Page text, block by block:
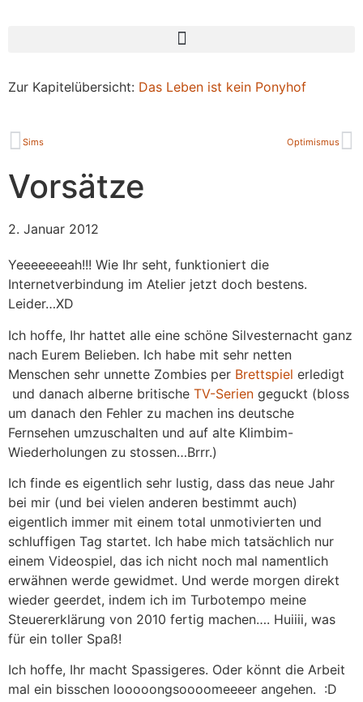
Zur Kapitelübersicht: Das Leben ist kein Ponyhof
Sims Optimismus
Vorsätze
2. Januar 2012
Yeeeeeeeah!!! Wie Ihr seht, funktioniert die
Internetverbindung im Atelier jetzt doch bestens.
Leider…XD
Ich hoffe, Ihr hattet alle eine schöne Silvesternacht ganz
nach Eurem Belieben. Ich habe mit sehr netten
Menschen sehr unnette Zombies per Brettspiel erledigt
und danach alberne britische TV-Serien geguckt (bloss
um danach den Fehler zu machen ins deutsche
Fernsehen umzuschalten und auf alte Klimbim-
Wiederholungen zu stossen…Brrr.)
Ich finde es eigentlich sehr lustig, dass das neue Jahr
bei mir (und bei vielen anderen bestimmt auch)
eigentlich immer mit einem total unmotivierten und
schluffigen Tag startet. Ich habe mich tatsächlich nur
einem Videospiel, das ich nicht noch mal namentlich
erwähnen werde gewidmet. Und werde morgen direkt
wieder geerdet, indem ich im Turbotempo meine
Steuererklärung von 2010 fertig machen…. Huiiii, was
für ein toller Spaß!
Ich hoffe, Ihr macht Spassigeres. Oder könnt die Arbeit
mal ein bisschen looooongsoooomeeeer angehen. :D